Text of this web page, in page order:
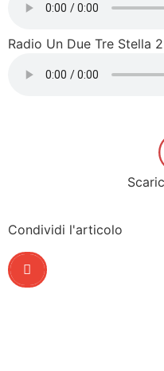
Radio Un Due Tre Stella 2
Condividi l'articolo